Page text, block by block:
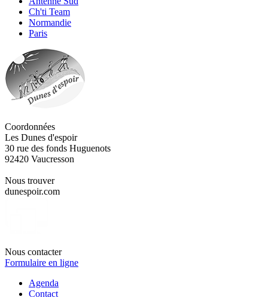
Ch'ti Team
Normandie
Paris
Coordonnées
Les Dunes d'espoir
30 rue des fonds Huguenots
92420 Vaucresson
Nous trouver
dunespoir.com
Nous contacter
Formulaire en ligne
Agenda
Contact